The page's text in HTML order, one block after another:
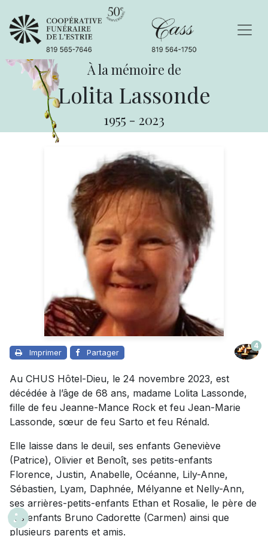
À la mémoire de
Lolita Lassonde
1955 - 2023
Imprimer Partager
4
Au CHUS Hôtel-Dieu, le 24 novembre 2023, est
décédée à l’âge de 68 ans, madame Lolita Lassonde,
fille de feu Jeanne-Mance Rock et feu Jean-Marie
Lassonde, sœur de feu Sarto et feu Rénald.
Elle laisse dans le deuil, ses enfants Geneviève
(Patrice), Olivier et Benoît, ses petits-enfants
Florence, Justin, Anabelle, Océanne, Lily-Anne,
Sébastien, Lyam, Daphnée, Mélyanne et Nelly-Ann,
ses arrières-petits-enfants Ethan et Rosalie, le père de
ses enfants Bruno Cadorette (Carmen) ainsi que
plusieurs parents et amis.